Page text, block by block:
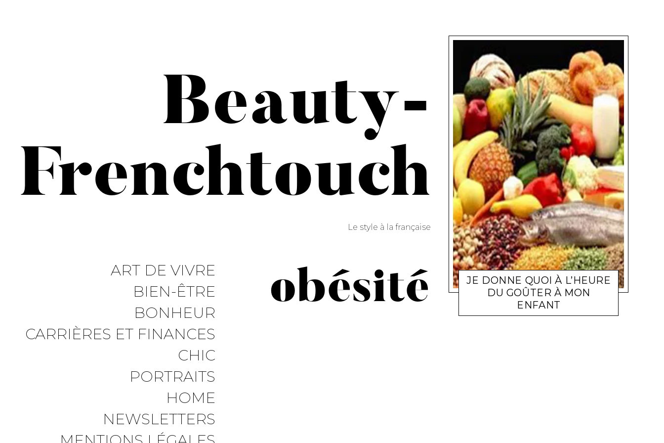
Beauty-
Frenchtouch
Le style à la française
ART DE VIVRE
BIEN-ÊTRE
BONHEUR
CARRIÈRES ET FINANCES
CHIC
PORTRAITS
HOME
NEWSLETTERS
obésité
JE DONNE QUOI À L’HEURE
DU GOÛTER À MON
ENFANT
HEALTHY-LIFE KIARA 18 AVRIL 2011